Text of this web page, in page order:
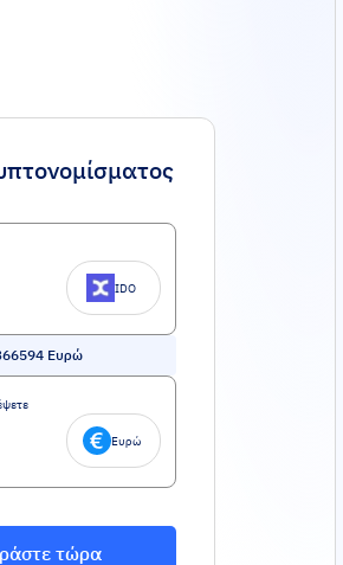
IDO
Ευρώ
Ευρώ
τώρα